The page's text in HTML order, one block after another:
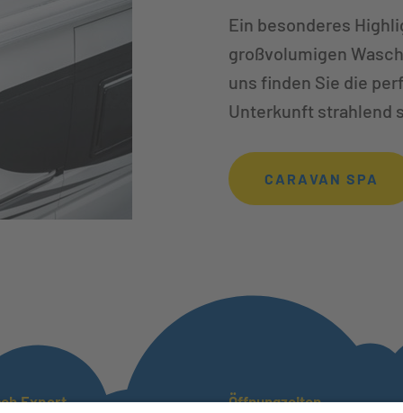
Ein besonderes
großvolumigen
uns finden Sie die
Unterkunft strahlend
CARAVAN SPA
Expert Öffnungzeiten